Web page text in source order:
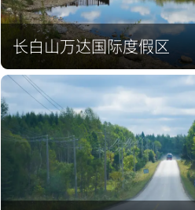
长白山万达国际度假区